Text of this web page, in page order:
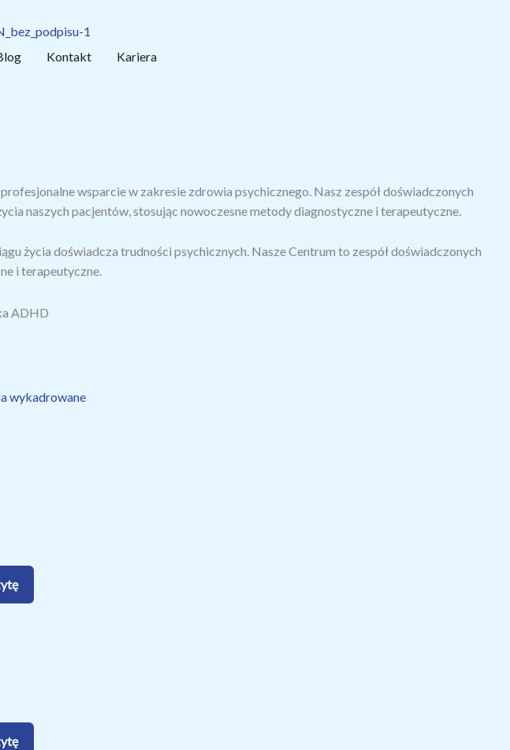
Kontakt
Kariera
wsparcie w zakresie zdrowia psychicznego. Nasz zespół doświadczonych
naszych pacjentów, stosując nowoczesne metody diagnostyczne i terapeutyczne.
życia doświadcza trudności psychicznych. Nasze Centrum to zespół doświadczonych
i terapeutyczne.